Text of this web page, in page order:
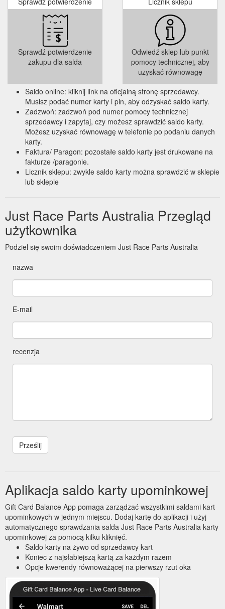
Sprawdź potwierdzenie
zakupu dla salda
Odwiedź sklep lub punkt
pomocy technicznej, aby
uzyskać równowagę
Saldo online: kliknij link na oficjalną stronę sprzedawcy.
Musisz podać numer karty i pin, aby odzyskać saldo karty.
Zadzwoń: zadzwoń pod numer pomocy technicznej
sprzedawcy i zapytaj, czy możesz sprawdzić saldo karty.
Możesz uzyskać równowagę w telefonie po podaniu danych
karty.
Faktura/ Paragon: pozostałe saldo karty jest drukowane na
fakturze /paragonie.
Licznik sklepu: zwykle saldo karty można sprawdzić w sklepie
lub sklepie
Just Race Parts Australia Przegląd
użytkownika
Podziel się swoim doświadczeniem Just Race Parts Australia
nazwa
E-mail
recenzja
Aplikacja saldo karty upominkowej
Gift Card Balance App pomaga zarządzać wszystkimi saldami kart
upominkowych w jednym miejscu. Dodaj kartę do aplikacji i użyj
automatycznego sprawdzania salda Just Race Parts Australia karty
upominkowej za pomocą kilku kliknięć.
Saldo karty na żywo od sprzedawcy kart
Koniec z najsłabiejszą kartą za każdym razem
Opcje kwerendy równoważącej na pierwszy rzut oka